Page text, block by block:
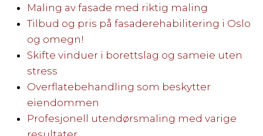
Maling av fasade med riktig maling
Tilbud og pris på fasaderehabilitering i Oslo
og omegn!
Skifte vinduer i borettslag og sameie uten
stress
Overflatebehandling som beskytter
eiendommen
Profesjonell utendørsmaling med varige